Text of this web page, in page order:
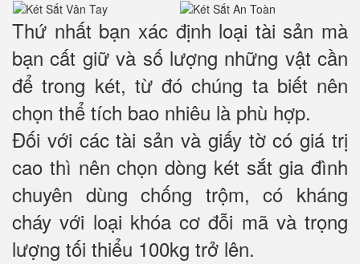
Thứ nhất bạn xác định loại tài sản mà
bạn cất giữ và số lượng những vật cần
để trong két, từ đó chúng ta biết nên
chọn thể tích bao nhiêu là phù hợp.
Đối với các tài sản và giấy tờ có giá trị
cao thì nên chọn dòng két sắt gia đình
chuyên dùng chống trộm, có kháng
cháy với loại khóa cơ đỗi mã và trọng
lượng tối thiểu 100kg trở lên.